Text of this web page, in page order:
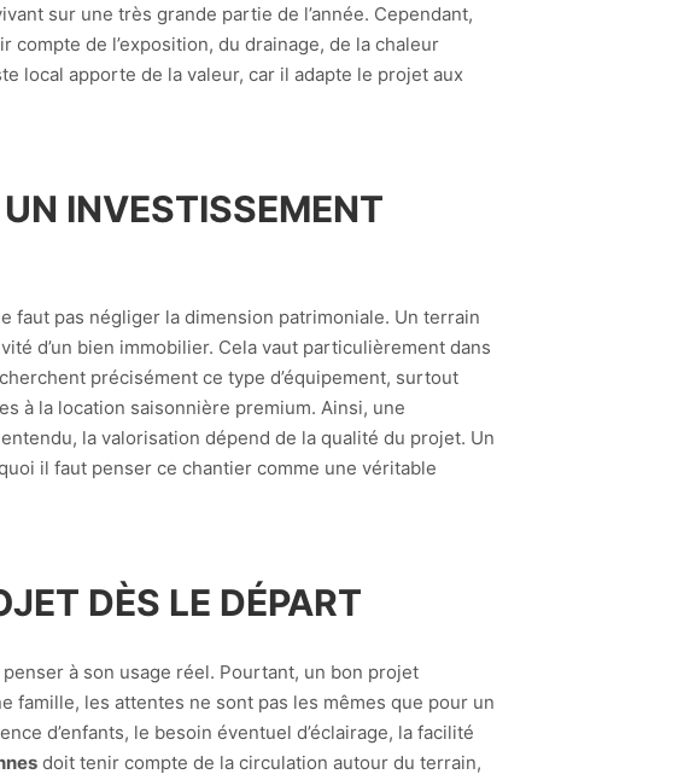
sur une très grande partie de l’année. Cependant,
de l’exposition, du drainage, de la chaleur
local apporte de la valeur, car il adapte le projet aux
INVESTISSEMENT
faut pas négliger la dimension patrimoniale. Un terrain
d’un bien immobilier. Cela vaut particulièrement dans
précisément ce type d’équipement, surtout
à la location saisonnière premium. Ainsi, une
la valorisation dépend de la qualité du projet. Un
il faut penser ce chantier comme une véritable
DÈS LE DÉPART
à son usage réel. Pourtant, un bon projet
famille, les attentes ne sont pas les mêmes que pour un
d’enfants, le besoin éventuel d’éclairage, la facilité
doit tenir compte de la circulation autour du terrain,